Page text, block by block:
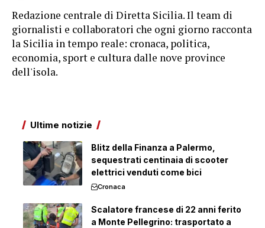
Redazione centrale di Diretta Sicilia. Il team di
giornalisti e collaboratori che ogni giorno racconta
la Sicilia in tempo reale: cronaca, politica,
economia, sport e cultura dalle nove province
dell'isola.
Ultime notizie
Blitz della Finanza a Palermo,
sequestrati centinaia di scooter
elettrici venduti come bici
Cronaca
Scalatore francese di 22 anni ferito
a Monte Pellegrino: trasportato a